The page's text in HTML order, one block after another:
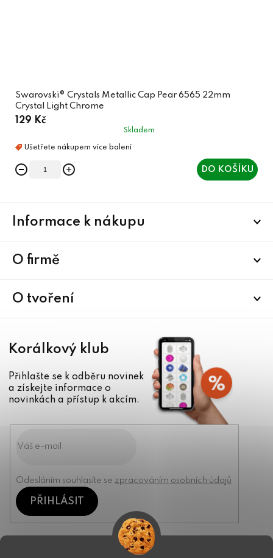
Swarovski® Crystals Metallic Cap Pear 6565 22mm
Crystal Light Chrome
129 Kč
Skladem
DO KOŠÍKU
Informace k nákupu
O firmě
O tvoření
Korálkový klub
Přihlašte se k odběru novinek
a získejte informace o
novinkách a přístup k akcím.
Odesláním souhlasíte se zpracováním osobních údajů
PŘIHLÁSIT